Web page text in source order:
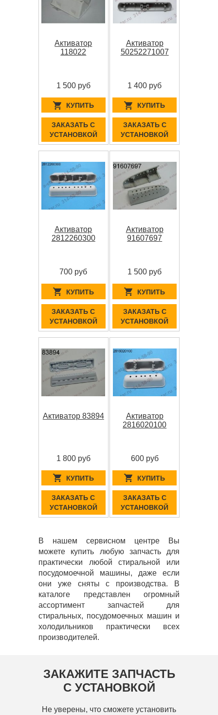
Активатор
118022
1 500 руб
КУПИТЬ
ЗАКАЗАТЬ С
УСТАНОВКОЙ
Активатор
50252271007
1 400 руб
КУПИТЬ
ЗАКАЗАТЬ С
УСТАНОВКОЙ
Активатор
2812260300
700 руб
КУПИТЬ
ЗАКАЗАТЬ С
УСТАНОВКОЙ
Активатор
91607697
1 500 руб
КУПИТЬ
ЗАКАЗАТЬ С
УСТАНОВКОЙ
Активатор 83894
1 800 руб
КУПИТЬ
ЗАКАЗАТЬ С
УСТАНОВКОЙ
Активатор
2816020100
600 руб
КУПИТЬ
ЗАКАЗАТЬ С
УСТАНОВКОЙ
В нашем сервисном центре Вы
можете купить любую запчасть для
практически любой стиральной или
посудомоечной машины, даже если
они уже сняты с производства. В
каталоге представлен огромный
ассортимент запчастей для
стиральных, посудомоечных машин и
холодильников практически всех
производителей.
ЗАКАЖИТЕ ЗАПЧАСТЬ
С УСТАНОВКОЙ
Не уверены, что сможете установить